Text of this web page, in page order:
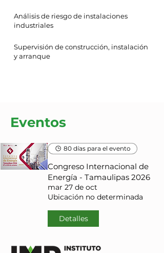
Análisis de riesgo de instalaciones
industriales
Supervisión de construcción, instalación
y arranque
Eventos
80 días para el evento
Congreso Internacional de
Energía - Tamaulipas 2026
mar 27 de oct
Ubicación no determinada
Detalles